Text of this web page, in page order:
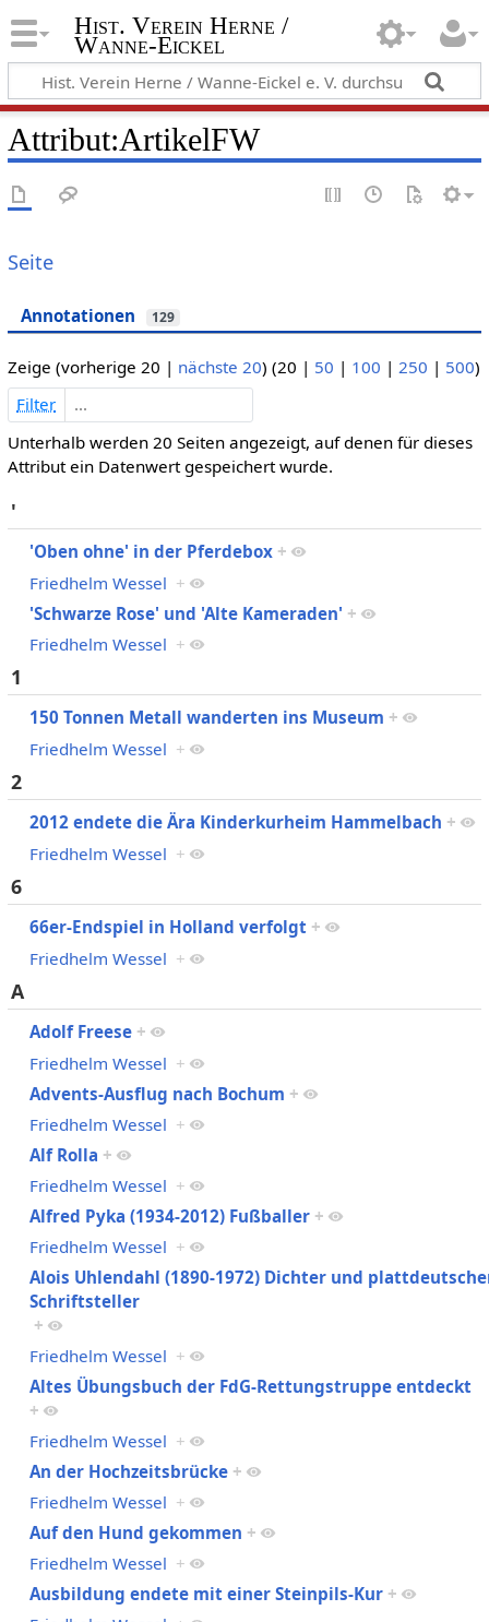
Hist. Verein Herne /
Wanne-Eickel
Attribut:ArtikelFW
Seite
Annotationen 129
Zeige (vorherige 20 | nächste 20) (20 | 50 | 100 | 250 | 500)
Filter
Unterhalb werden 20 Seiten angezeigt, auf denen für dieses
Attribut ein Datenwert gespeichert wurde.
'
'Oben ohne' in der Pferdebox +
Friedhelm Wessel +
'Schwarze Rose' und 'Alte Kameraden' +
Friedhelm Wessel +
1
150 Tonnen Metall wanderten ins Museum +
Friedhelm Wessel +
2
2012 endete die Ära Kinderkurheim Hammelbach +
Friedhelm Wessel +
6
66er-Endspiel in Holland verfolgt +
Friedhelm Wessel +
A
Adolf Freese +
Friedhelm Wessel +
Advents-Ausflug nach Bochum +
Friedhelm Wessel +
Alf Rolla +
Friedhelm Wessel +
Alfred Pyka (1934-2012) Fußballer +
Friedhelm Wessel +
Alois Uhlendahl (1890-1972) Dichter und
Schriftsteller
+
Friedhelm Wessel +
Altes Übungsbuch der FdG-Rettungstruppe entdeckt
+
Friedhelm Wessel +
An der Hochzeitsbrücke +
Friedhelm Wessel +
Auf den Hund gekommen +
Friedhelm Wessel +
Ausbildung endete mit einer Steinpils-Kur +